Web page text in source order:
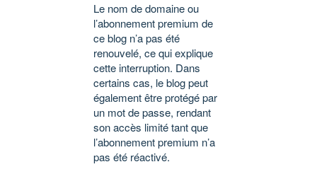
Le nom de domaine ou
l’abonnement premium de
ce blog n’a pas été
renouvelé, ce qui explique
cette interruption. Dans
certains cas, le blog peut
également être protégé par
un mot de passe, rendant
son accès limité tant que
l’abonnement premium n’a
pas été réactivé.